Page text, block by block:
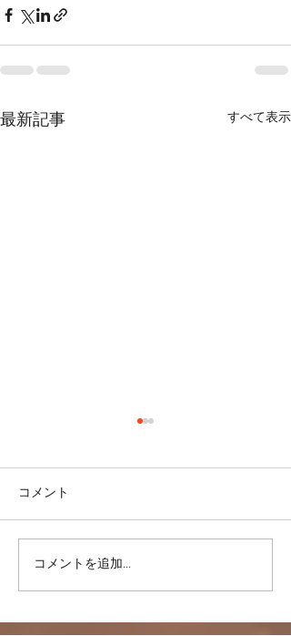
最新記事 すべて表示
リバウンドを避けるに
は・・・
コメント
コメントを追加…